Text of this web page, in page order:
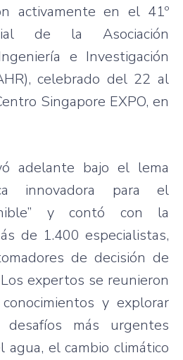
activamente en el 41º
de la Asociación
e Investigación
celebrado del 22 al
Singapore EXPO, en
adelante bajo el lema
innovadora para el
y contó con la
de 1.400 especialistas,
de decisión de
expertos se reunieron
y explorar
más urgentes
agua, el cambio climático